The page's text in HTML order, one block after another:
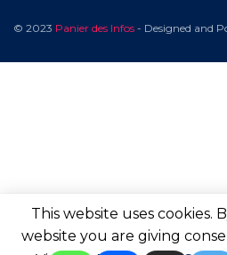
© 2023 Panier des Infos - Designed and
This website uses cookies.
website you are giving